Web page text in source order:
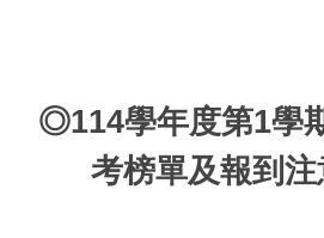
◎114學年度第1學
考榜單及報到